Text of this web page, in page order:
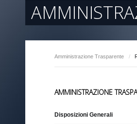
Amministrazione Trasparente /
AMMINISTRAZIONE
Disposizioni Generali